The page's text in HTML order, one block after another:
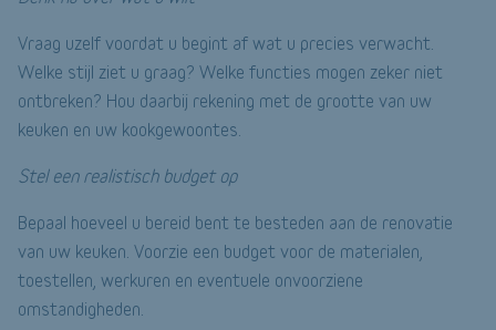
Vraag uzelf voordat u begint af wat u precies verwacht.
Welke stijl ziet u graag? Welke functies mogen zeker niet
ontbreken? Hou daarbij rekening met de grootte van uw
keuken en uw kookgewoontes.
Stel een realistisch budget op
Bepaal hoeveel u bereid bent te besteden aan de renovatie
van uw keuken. Voorzie een budget voor de materialen,
toestellen, werkuren en eventuele onvoorziene
omstandigheden.